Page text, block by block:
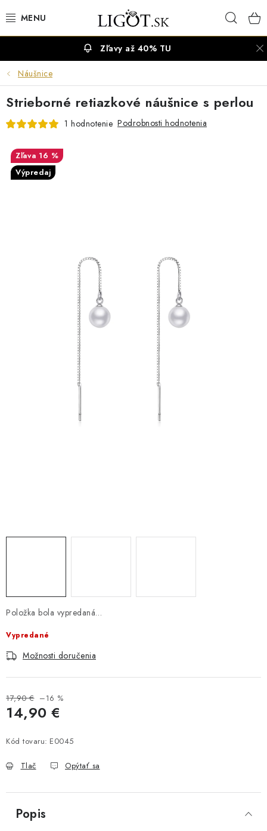
na
PRSTENE
Vrátenie, výmena, reklamácia
Obchodné podmienky
Ochrana súkromia
Zľavy až 40% TU
Náušnice
Položka bola vypredaná…
Vypredané
Možnosti doručenia
17,90 € –16 %
14,90 €
Kód tovaru: E0045
Tlač Opýtať sa
Strieborné retiazkové náušnice s perlou
1 hodnotenie Podrobnosti hodnotenia
16 %
Výpredaj
Popis